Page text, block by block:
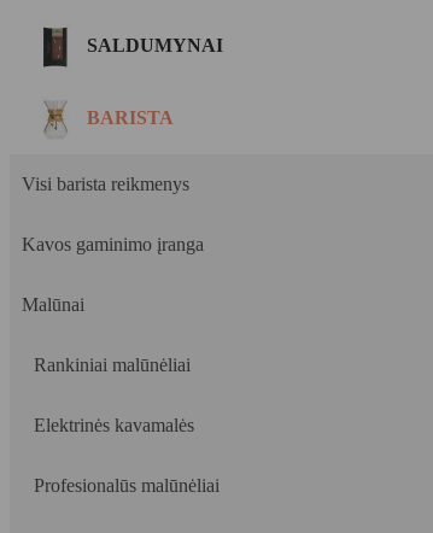
SALDUMYNAI
BARISTA
Visi barista reikmenys
Kavos gaminimo įranga
Malūnai
Rankiniai malūnėliai
Elektrinės kavamalės
Profesionalūs malūnėliai